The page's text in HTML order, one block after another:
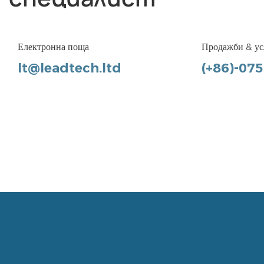
Електронна поща
lt@leadtech.ltd
Продажби &
(+86)-